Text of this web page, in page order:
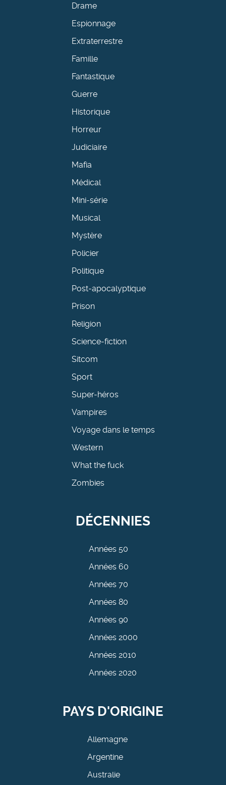
Drame
Espionnage
Extraterrestre
Famille
Fantastique
Guerre
Historique
Horreur
Judiciaire
Mafia
Médical
Mini-série
Musical
Mystère
Policier
Politique
Post-apocalyptique
Prison
Religion
Science-fiction
Sitcom
Sport
Super-héros
Vampires
Voyage dans le temps
Western
What the fuck
Zombies
DÉCENNIES
Années 50
Années 60
Années 70
Années 80
Années 90
Années 2000
Années 2010
Années 2020
PAYS D'ORIGINE
Allemagne
Argentine
Australie